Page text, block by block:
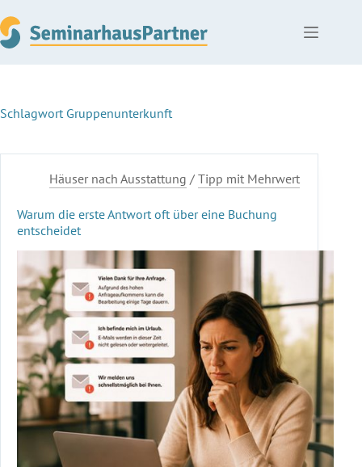
Inhalt
springen
SchlagwortGruppenunterkunft
Häuser nach Ausstattung / Tipp mit Mehrwert
Warum die erste Antwort oft über eine Buchung
entscheidet